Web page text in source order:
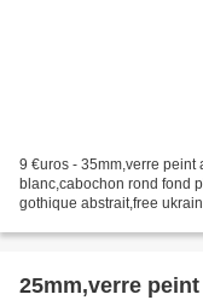
9 €uros - 35mm,verre peint
blanc,cabochon rond fond
gothique abstrait,free
25mm,verre